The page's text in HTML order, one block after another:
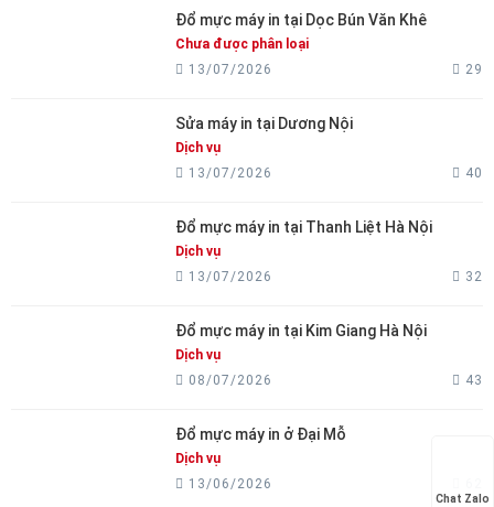
Đổ mực máy in tại Dọc Bún Văn Khê
Chưa được phân loại
13/07/2026
29
Sửa máy in tại Dương Nội
Dịch vụ
13/07/2026
40
Đổ mực máy in tại Thanh Liệt Hà Nội
Dịch vụ
13/07/2026
32
Đổ mực máy in tại Kim Giang Hà Nội
Dịch vụ
08/07/2026
43
Đổ mực máy in ở Đại Mỗ
Dịch vụ
13/06/2026
Chat Zalo